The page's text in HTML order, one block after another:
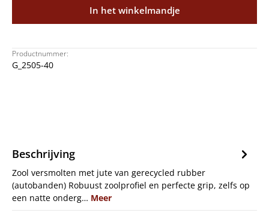
In het winkelmandje
Productnummer:
G_2505-40
Beschrijving
Zool versmolten met jute van gerecycled rubber
(autobanden) Robuust zoolprofiel en perfecte grip, zelfs op
een natte onderg… Meer